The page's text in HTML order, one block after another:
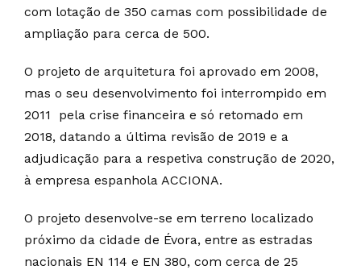
com lotação de 350 camas com possibilidade de
ampliação para cerca de 500.
O projeto de arquitetura foi aprovado em 2008,
mas o seu desenvolvimento foi interrompido em
2011 pela crise financeira e só retomado em
2018, datando a última revisão de 2019 e a
adjudicação para a respetiva construção de 2020,
à empresa espanhola ACCIONA.
O projeto desenvolve-se em terreno localizado
próximo da cidade de Évora, entre as estradas
nacionais EN 114 e EN 380, com cerca de 25